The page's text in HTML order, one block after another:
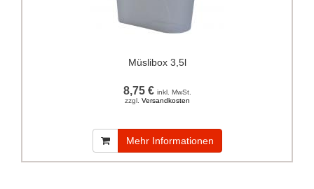
Müslibox 3,5l
8,75 € inkl. MwSt.
zzgl. Versandkosten
Mehr Informationen